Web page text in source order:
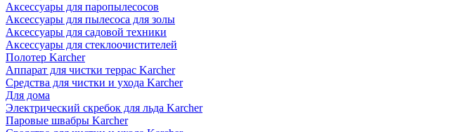
Аксессуары для паропылесосов
Аксессуары для пылесоса для золы
Аксессуары для садовой техники
Аксессуары для стеклоочистителей
Полотер Karcher
Аппарат для чистки террас Karcher
Средства для чистки и ухода Karcher
Для дома
Электрический скребок для льда Karcher
Паровые швабры Karcher